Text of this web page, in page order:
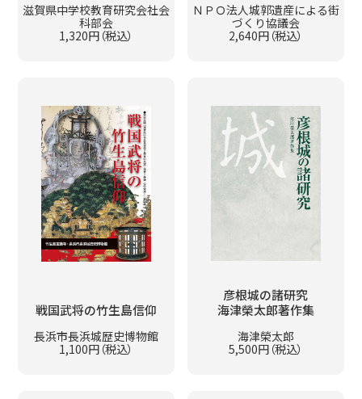
滋賀県中学校教育研究会社会
科部会
1,320円（税込）
ＮＰＯ法人城郭遺産による街
づくり協議会
2,640円（税込）
戦国武将の竹生島信仰
長浜市長浜城歴史博物館
1,100円（税込）
彦根城の諸研究
海津榮太郎著作集
海津榮太郎
5,500円（税込）